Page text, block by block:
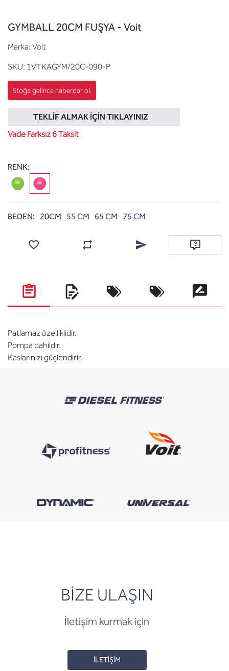
GYMBALL 20CM FUŞYA - Voit
Marka: Voit
SKU: 1VTKAGYM/20C-090-P
TEKLIF ALMAK İÇIN TIKLAYINIZ
Vade Farksız 6 Taksit
RENK:
BEDEN: 20CM 55 CM 65 CM 75 CM
Karşılaştırma listesine ekleArkadaşına e-posta ile
Soru sor
Patlamaz özelliklidir.
Pompa dahildir.
Kaslarınızı güçlendirir.
BİZE ULAŞIN
İletişim kurmak için
İLETİŞİM